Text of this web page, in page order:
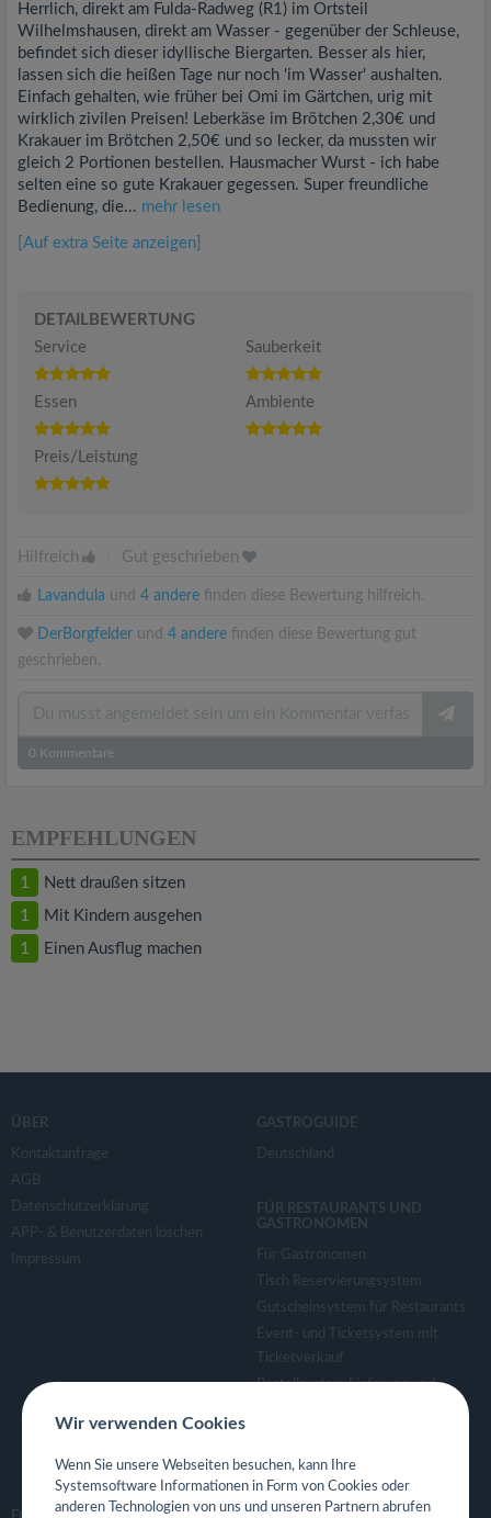
Herrlich, direkt am Fulda-Radweg (R1) im Ortsteil
Wilhelmshausen, direkt am Wasser - gegenüber der Schleuse,
befindet sich dieser idyllische Biergarten. Besser als hier,
lassen sich die heißen Tage nur noch 'im Wasser' aushalten.
Einfach gehalten, wie früher bei Omi im Gärtchen, urig mit
wirklich zivilen Preisen! Leberkäse im Brötchen 2,30€ und
Krakauer im Brötchen 2,50€ und so lecker, da mussten wir
gleich 2 Portionen bestellen. Hausmacher Wurst - ich habe
selten eine so gute Krakauer gegessen. Super freundliche
Bedienung, die... mehr lesen
[Auf extra Seite anzeigen]
DETAILBEWERTUNG
Service
Sauberkeit
Essen Ambiente
Preis/Leistung
Hilfreich Gut geschrieben
Lavandula und 4 andere finden diese Bewertung hilfreich.
DerBorgfelder und 4 andere finden diese Bewertung gut
geschrieben.
0 Kommentare
EMPFEHLUNGEN
1 Nett draußen sitzen
1 Mit Kindern ausgehen
1 Einen Ausflug machen
ÜBER
Kontaktanfrage
AGB
Datenschutzerklärung
APP- & Benutzerdaten löschen
Impressum
GASTROGUIDE
Deutschland
FÜR RESTAURANTS UND
GASTRONOMEN
Für Gastronomen
Tisch Reservierungsystem
Gutscheinsystem für Restaurants
Event- und Ticketsystem mit
Ticketverkauf
Bestellsystem Lieferung und
Eigene App für Restaurant
Wir verwenden Cookies
Wenn Sie unsere Webseiten besuchen, kann Ihre
Systemsoftware Informationen in Form von Cookies oder
anderen Technologien von uns und unseren Partnern abrufen